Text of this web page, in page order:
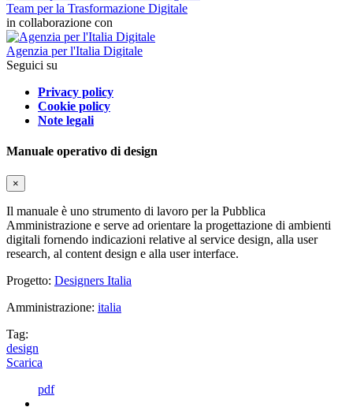
Team per la Trasformazione Digitale
in collaborazione con
Agenzia per l'Italia Digitale
Seguici su
Privacy policy
Cookie policy
Note legali
Manuale operativo di design
×
Il manuale è uno strumento di lavoro per la Pubblica
Amministrazione e serve ad orientare la progettazione di ambienti
digitali fornendo indicazioni relative al service design, alla user
research, al content design e alla user interface.
Progetto: Designers Italia
Amministrazione: italia
Tag:
design
Scarica
pdf